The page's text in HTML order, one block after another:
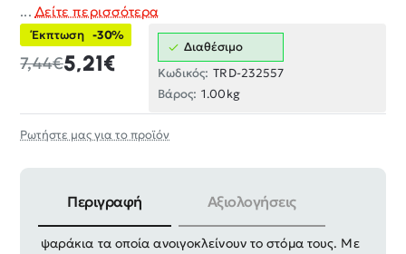
... Δείτε περισσότερα
Έκπτωση -30%
5,21€
7,44€
Διαθέσιμο
Κωδικός: TRD-232557
Βάρος: 1.00kg
Ρωτήστε μας για το προϊόν
Περιγραφή Αξιολογήσεις
Υπέροχο παιχνίδι ψαρέματος, περιστρεφόμενο, με
ψαράκια τα οποία ανοιγοκλείνουν το στόμα τους. Με